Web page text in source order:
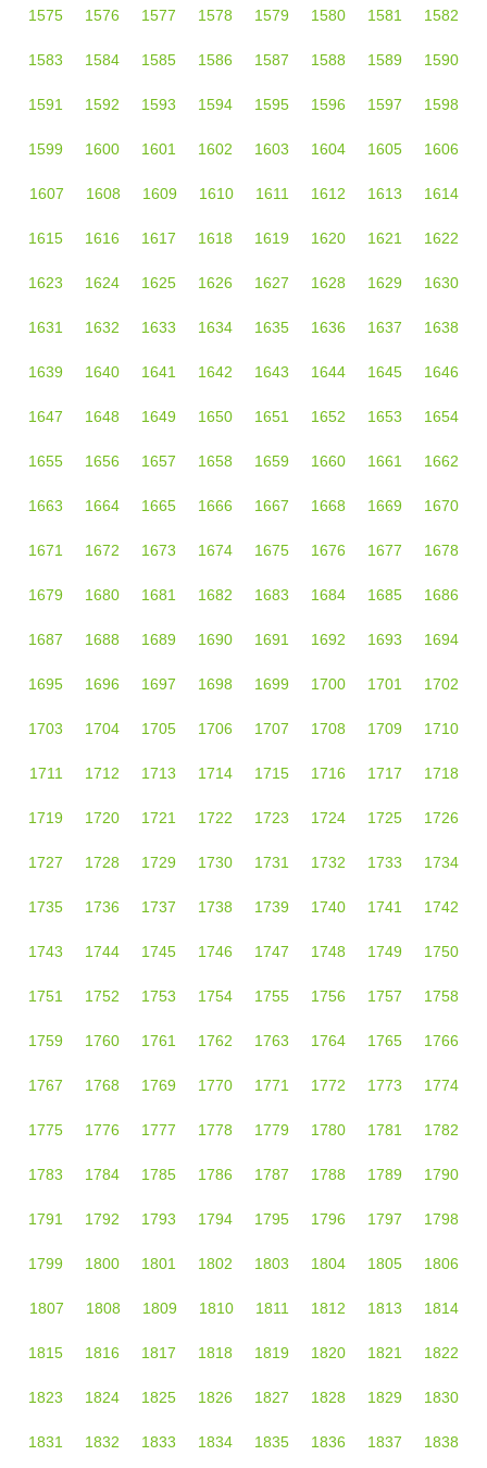
1575 1576 1577 1578 1579 1580 1581 1582
1583 1584 1585 1586 1587 1588 1589 1590
1591 1592 1593 1594 1595 1596 1597 1598
1599 1600 1601 1602 1603 1604 1605 1606
1607 1608 1609 1610 1611 1612 1613 1614
1615 1616 1617 1618 1619 1620 1621 1622
1623 1624 1625 1626 1627 1628 1629 1630
1631 1632 1633 1634 1635 1636 1637 1638
1639 1640 1641 1642 1643 1644 1645 1646
1647 1648 1649 1650 1651 1652 1653 1654
1655 1656 1657 1658 1659 1660 1661 1662
1663 1664 1665 1666 1667 1668 1669 1670
1671 1672 1673 1674 1675 1676 1677 1678
1679 1680 1681 1682 1683 1684 1685 1686
1687 1688 1689 1690 1691 1692 1693 1694
1695 1696 1697 1698 1699 1700 1701 1702
1703 1704 1705 1706 1707 1708 1709 1710
1711 1712 1713 1714 1715 1716 1717 1718
1719 1720 1721 1722 1723 1724 1725 1726
1727 1728 1729 1730 1731 1732 1733 1734
1735 1736 1737 1738 1739 1740 1741 1742
1743 1744 1745 1746 1747 1748 1749 1750
1751 1752 1753 1754 1755 1756 1757 1758
1759 1760 1761 1762 1763 1764 1765 1766
1767 1768 1769 1770 1771 1772 1773 1774
1775 1776 1777 1778 1779 1780 1781 1782
1783 1784 1785 1786 1787 1788 1789 1790
1791 1792 1793 1794 1795 1796 1797 1798
1799 1800 1801 1802 1803 1804 1805 1806
1807 1808 1809 1810 1811 1812 1813 1814
1815 1816 1817 1818 1819 1820 1821 1822
1823 1824 1825 1826 1827 1828 1829 1830
1831 1832 1833 1834 1835 1836 1837 1838